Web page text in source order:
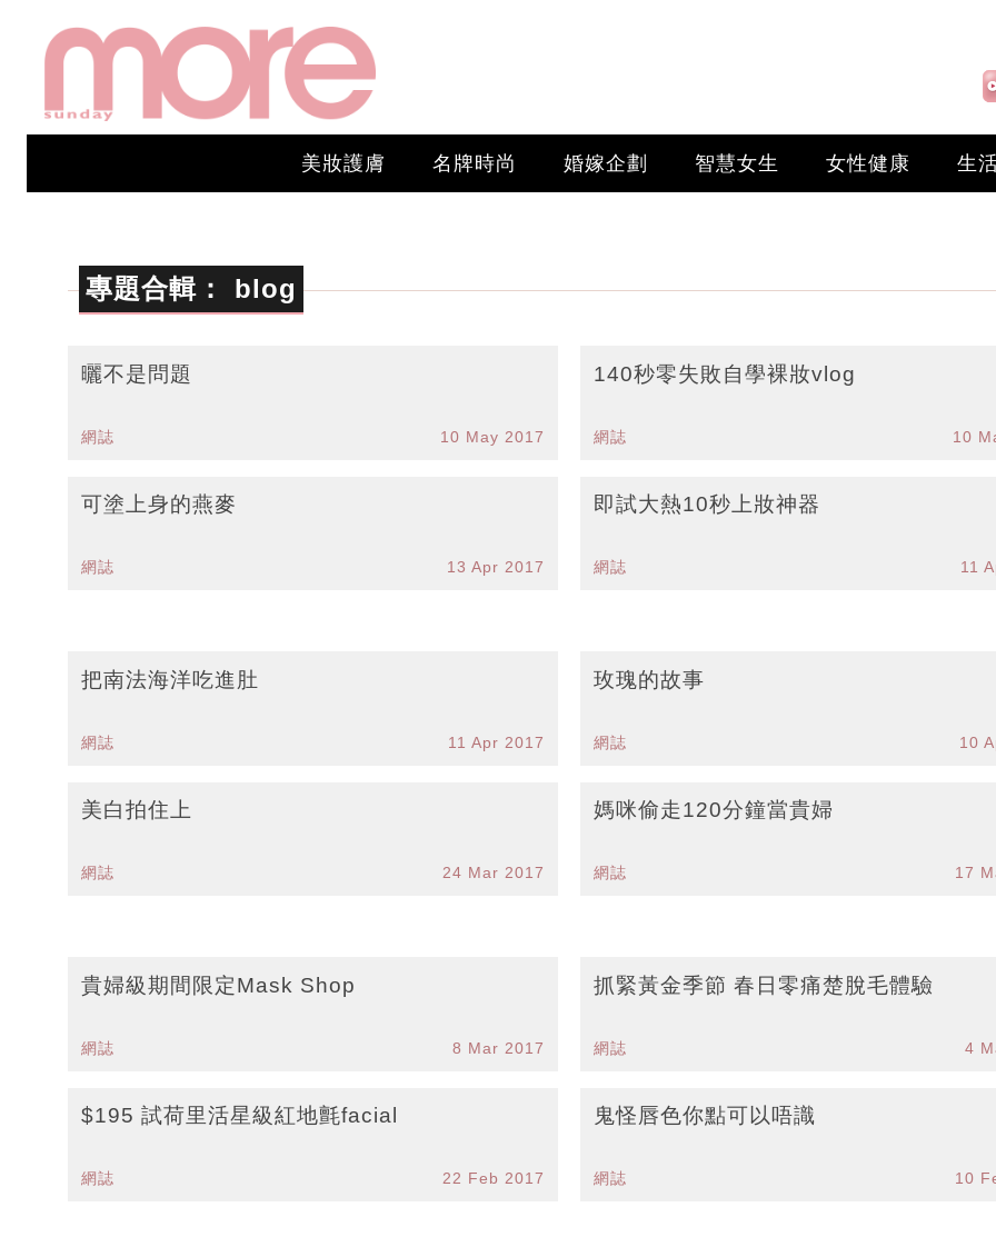
美妝護膚 名牌時尚 婚嫁企劃 智慧女生 女性健康 生
專題合輯： blog
曬不是問題
網誌 10 May 2017
140秒零失敗自學裸妝vlog
網誌 10
可塗上身的燕麥
網誌 13 Apr 2017
即試大熱10秒上妝神器
網誌 11
把南法海洋吃進肚
網誌 11 Apr 2017
玫瑰的故事
網誌 10
美白拍住上
網誌 24 Mar 2017
媽咪偷走120分鐘當貴婦
網誌 17
貴婦級期間限定Mask Shop
網誌 8 Mar 2017
抓緊黃金季節 春日零痛楚脫毛體驗
網誌 4
$195 試荷里活星級紅地氈facial
網誌 22 Feb 2017
鬼怪唇色你點可以唔識
網誌 10